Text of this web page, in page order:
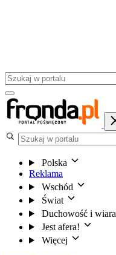
Polska
Reklama
Wschód
Świat
Duchowość i wiara
Jest afera!
Więcej